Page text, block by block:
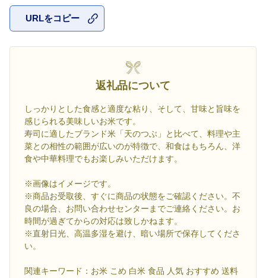
URLをコピー
返礼品について
しっかりとした食感と適度な粘り、そして、甘味と旨味を
感じられる美味しいお米です。
寿司に適したブランド米「天のつぶ」と比べて、料理や主
菜との相性の範囲が広いのが特徴で、和食はもちろん、洋
食や中華料理でもお楽しみいただけます。
※画像はイメージです。
※商品お受取後、すぐに商品の状態をご確認ください。不
良の場合、お問い合わせセンターまでご連絡ください。お
時間が過ぎてからの対応は致しかねます。
※直射日光、高温多湿を避け、暗い場所で保存してくださ
い。
関連キーワード：お米 こめ 白米 食品 人気 おすすめ 送料